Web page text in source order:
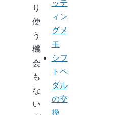
り
使
う
機
会
も
な
い
ッテ
ィン
グメ
モ
シフ
トペ
ダル
の交
換